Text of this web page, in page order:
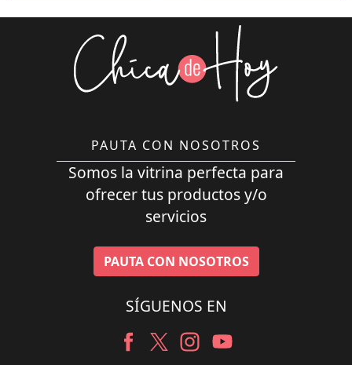
PAUTA CON NOSOTROS
Somos la vitrina perfecta para
ofrecer tus productos y/o
servicios
PAUTA CON NOSOTROS
SÍGUENOS EN